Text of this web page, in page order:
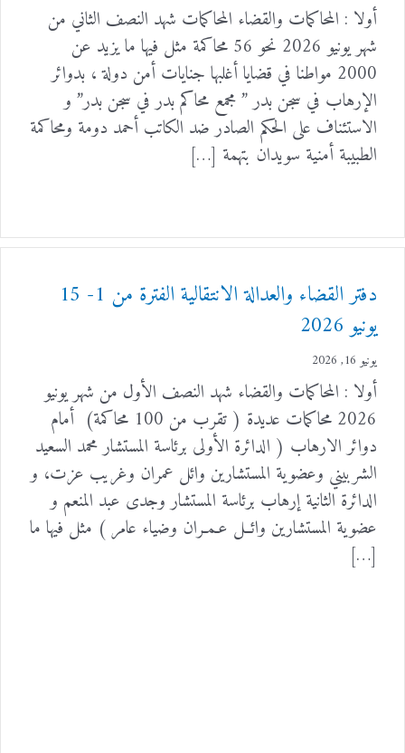
أولا : المحاكمات والقضاء المحاكمات شهد النصف الثاني من
شهر يونيو 2026 نحو 56 محاكمة مثل فيها ما يزيد عن
2000 مواطنا في قضايا أغلبها جنايات أمن دولة ، بدوائر
الإرهاب في سجن بدر ” مجمع محاكم بدر في سجن بدر” و
الاستئناف على الحكم الصادر ضد الكاتب أحمد دومة ومحاكمة
الطبيبة أمنية سويدان بتهمة […]
دفتر القضاء والعدالة الانتقالية الفترة من 1- 15
يونيو 2026
يونيو 16, 2026
أولا : المحاكمات والقضاء شهد النصف الأول من شهر يونيو
2026 محاكمات عديدة ( تقرب من 100 محاكمة) أمام
دوائر الارهاب ( الدائرة الأولى برئاسة المستشار محمد السعيد
الشربيني وعضوية المستشارين وائل عمران وغريب عزت، و
الدائرة الثانية إرهاب برئاسة المستشار وجدى عبد المنعم و
عضوية المستشارين وائــل عـمـران وضياء عامر ) مثل فيها ما
[…]